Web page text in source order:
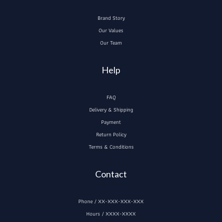
Brand Story
Our Values
Our Team
Help
FAQ
Delivery & Shipping
Payment
Return Policy
Terms & Conditions
Contact
Phone / XX-XXX-XXX-XXX
Hours / XXXX-XXXX